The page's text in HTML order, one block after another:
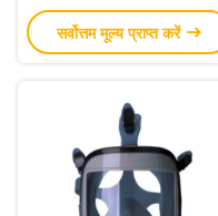
फेस रेस्पिरेटर मास्क
सर्वोत्तम मूल्य प्राप्त करें